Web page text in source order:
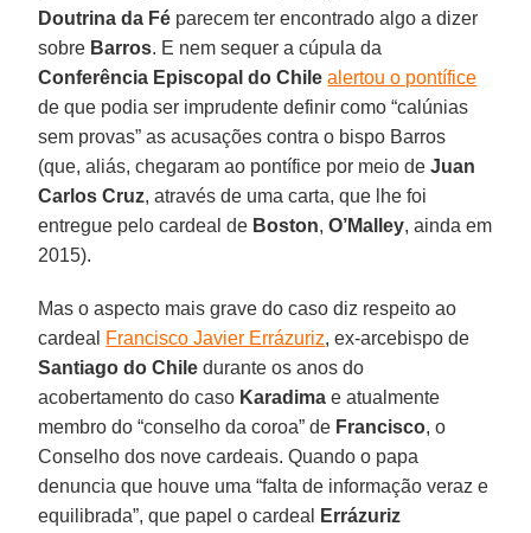
Doutrina da Fé parecem ter encontrado algo a dizer
sobre Barros. E nem sequer a cúpula da
Conferência Episcopal do Chile alertou o pontífice
de que podia ser imprudente definir como “calúnias
sem provas” as acusações contra o bispo Barros
(que, aliás, chegaram ao pontífice por meio deJuan
Carlos Cruz, através de uma carta, que lhe foi
entregue pelo cardeal de Boston,O’Malley, ainda em
2015).
Mas o aspecto mais grave do caso diz respeito ao
cardeal Francisco Javier Errázuriz, ex-arcebispo de
Santiago do Chile durante os anos do
acobertamento do caso Karadima e atualmente
membro do “conselho da coroa” de Francisco, o
Conselho dos nove cardeais. Quando o papa
denuncia que houve uma “falta de informação veraz e
equilibrada”, que papel o cardeal
Errázuriz